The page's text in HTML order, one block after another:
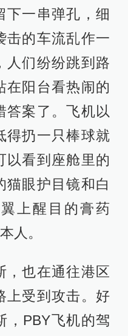
下一串弹孔，细
击的车流乱作一
人们纷纷跳到路
在阳台看热闹的
答案了。飞机以
得扔一只棒球就
以看到座舱里的
猫眼护目镜和白
上醒目的膏药
人。
，也在通往港区
上受到攻击。好
，PBY飞机的驾